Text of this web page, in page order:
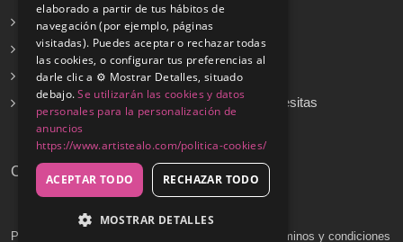
Info para profesionales
Registrarse
Preguntas frecuentes
¿No encuentras tu servicio? Dinos cuál necesitas
Copyrights © 2026
Política de privacidad Términos y condiciones
elaborado a partir de tus hábitos de
navegación (por ejemplo, páginas
visitadas). Puedes aceptar o rechazar todas
las cookies, o configurar tus preferencias al
darle clic a ⚙️ Mostrar Detalles, situado
debajo.Se utilizarán las cookies y datos
personales para la personalización de
anuncios
https://www.artistealo.com/politica-cookies/
ACEPTAR TODO RECHAZAR TODO
MOSTRAR DETALLES